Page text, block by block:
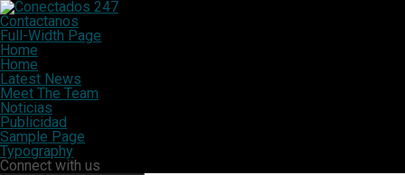
Contactanos
Full-Width Page
Home
Home
Latest News
Meet The Team
Noticias
Publicidad
Sample Page
Typography
Connect with us